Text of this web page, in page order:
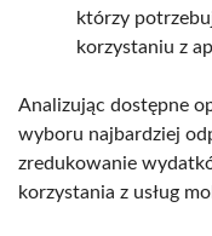
którzy
korzystaniu z
Analizując dostępne
wyboru najbardziej
zredukowanie
korzystania z usług